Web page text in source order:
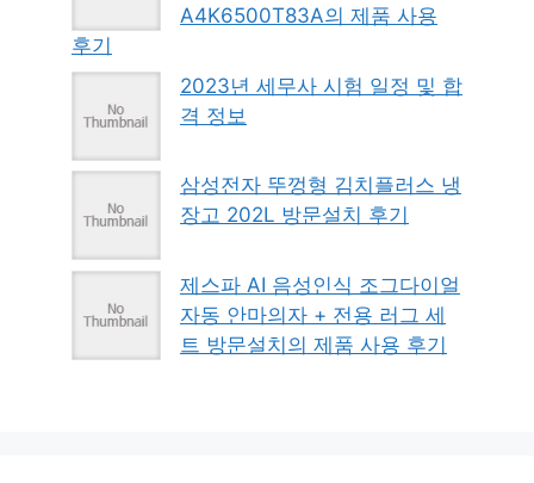
A4K6500T83A의 제품 사용
후기
2023년 세무사 시험 일정 및 합
격 정보
삼성전자 뚜껑형 김치플러스 냉
장고 202L 방문설치 후기
제스파 AI 음성인식 조그다이얼
자동 안마의자 + 전용 러그 세
트 방문설치의 제품 사용 후기